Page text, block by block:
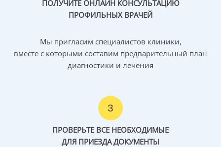
ПОЛУЧИТЕ ОНЛАЙН КОНСУЛЬТАЦИЮ
ПРОФИЛЬНЫХ ВРАЧЕЙ
Мы пригласим специалистов клиники,
вместе с которыми составим предварительный план
диагностики и лечения
3
ПРОВЕРЬТЕ ВСЕ НЕОБХОДИМЫЕ
ДЛЯ ПРИЕЗДА ДОКУМЕНТЫ